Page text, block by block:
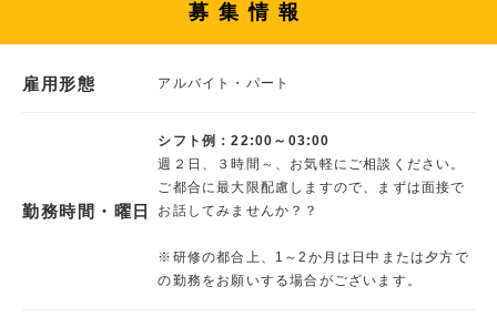
募集情報
雇用形態 アルバイト・パート
勤務時間・曜日
シフト例：22:00～03:00
週２日、３時間～、お気軽にご相談ください。
ご都合に最大限配慮しますので、まずは面接で
お話してみませんか？？
※研修の都合上、1～2か月は日中または夕方で
の勤務をお願いする場合がございます。